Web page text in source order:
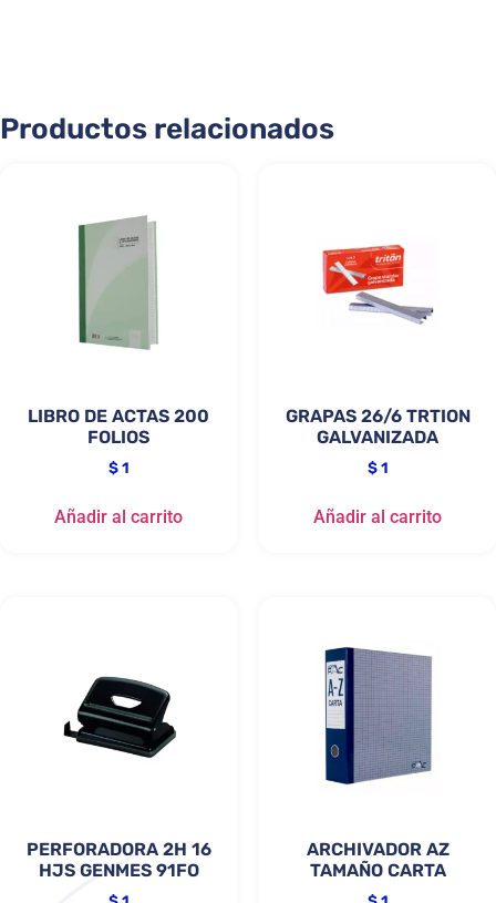
Productos relacionados
LIBRO DE ACTAS 200
FOLIOS
$1
Añadir al carrito
GRAPAS 26/6 TRTION
GALVANIZADA
$1
Añadir al carrito
PERFORADORA 2H 16
HJS GENMES 91FO
ARCHIVADOR AZ
TAMAÑO CARTA